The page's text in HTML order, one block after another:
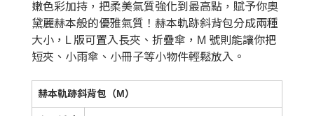
嫩色彩加持，把柔美氣質強化到最高點，賦予你奧
黛麗赫本般的優雅氣質！赫本軌跡斜背包分成兩種
大小，L 版可置入長夾、折疊傘，M 號則能讓你把
短夾、小雨傘、小冊子等小物件輕鬆放入。
赫本軌跡斜背包（M）